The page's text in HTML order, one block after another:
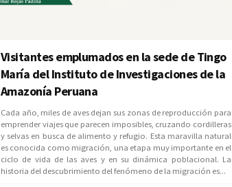
Visitantes emplumados en la sede de Tingo
María del Instituto de Investigaciones de la
Amazonía Peruana
Cada año, miles de aves dejan sus zonas de reproducción para
emprender viajes que parecen imposibles, cruzando cordilleras
y selvas en busca de alimento y refugio. Esta maravilla natural
es conocida como migración, una etapa muy importante en el
ciclo de vida de las aves y en su dinámica poblacional. La
historia del descubrimiento del fenómeno de la migración es...